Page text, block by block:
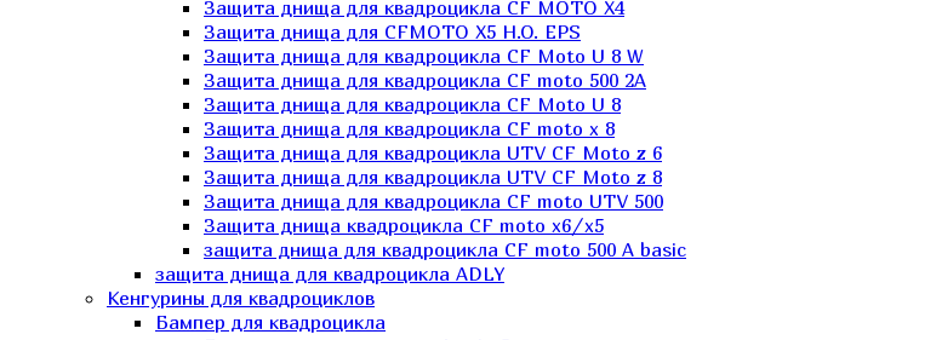
Защита днища для квадроцикла CF MOTO X4
Защита днища для CFMOTO X5 H.O. EPS
Защита днища для квадроцикла CF Moto U 8 W
Защита днища для квадроцикла CF moto 500 2A
Защита днища для квадроцикла CF Moto U 8
Защита днища для квадроцикла CF moto x 8
Защита днища для квадроцикла UTV CF Moto z 6
Защита днища для квадроцикла UTV CF Moto z 8
Защита днища для квадроцикла СF moto UTV 500
Защита днища квадроцикла СF moto x6/x5
защита днища для квадроцикла CF moto 500 A basic
защита днища для квадроцикла ADLY
Кенгурины для квадроциклов
Бампер для квадроцикла